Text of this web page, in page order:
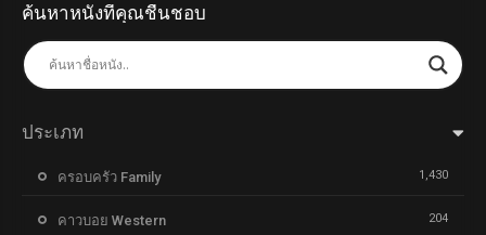
ค้นหาหนังที่คุณชื่นชอบ
ประเภท
ครอบครัว Family 1,430
คาวบอย Western 204